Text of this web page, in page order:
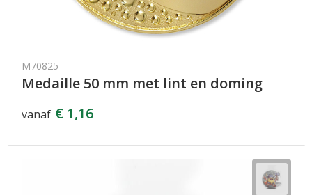
M70825
Medaille 50 mm met lint en doming
vanaf € 1,16